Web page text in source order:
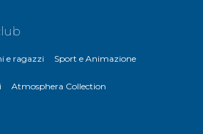
e ragazzi Sport e Animazione
Atmosphera Collection